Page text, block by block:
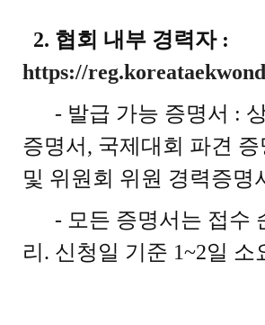
2. 협회 내부 경력자 :
https://
- 발급 가능 증명서 :
증명서, 국제대회 파견
및 위원회 위원 경력증명
- 모든 증명서는 접수
리. 신청일 기준 1~2일 소